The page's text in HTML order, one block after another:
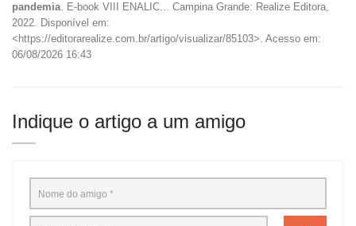
pandemia. E-book VIII ENALIC... Campina Grande: Realize Editora,
2022. Disponível em:
<https://editorarealize.com.br/artigo/visualizar/85103>. Acesso em:
06/08/2026 16:43
Indique o artigo a um amigo